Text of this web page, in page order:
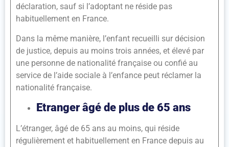
déclaration, sauf si l’adoptant ne réside pas
habituellement en France.
Dans la même manière, l’enfant recueilli sur décision
de justice, depuis au moins trois années, et élevé par
une personne de nationalité française ou confié au
service de l’aide sociale à l’enfance peut réclamer la
nationalité française.
Etranger âgé de plus de 65 ans
L’étranger, âgé de 65 ans au moins, qui réside
régulièrement et habituellement en France depuis au